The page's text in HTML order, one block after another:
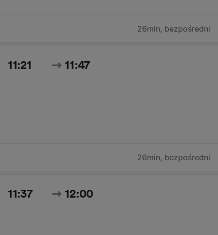
26min, bezpośredni
11:21 11:47
26min, bezpośredni
11:37 12:00